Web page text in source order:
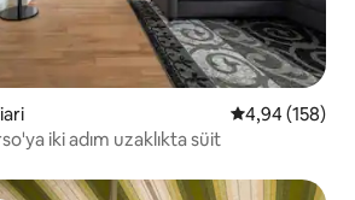
5 üzerinden
4,94 (158)
iki adım uzaklıkta süit